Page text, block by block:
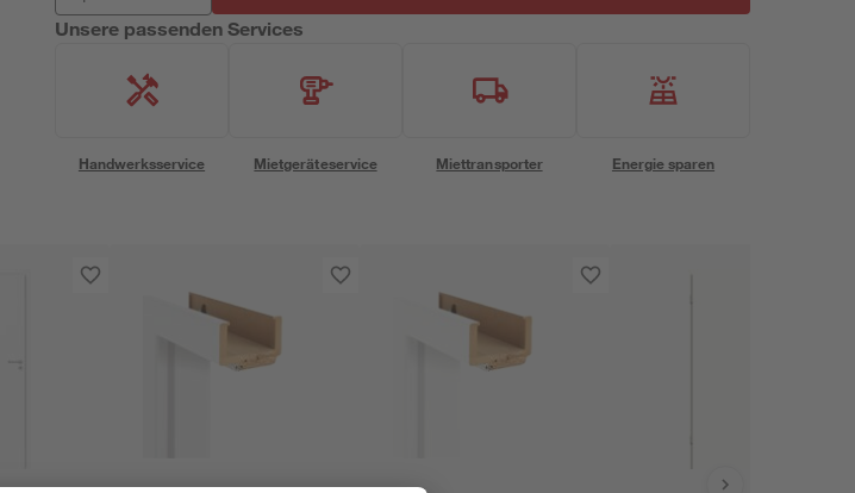
Unsere passenden Services
Handwerksservice Mietgeräteservice Miettransporter Energie sparen